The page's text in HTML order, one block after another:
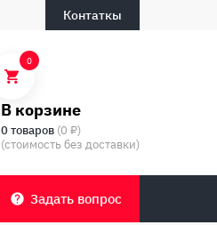
Контаткы
0
В корзине
0 товаров (0 ₽)
(стоимость без доставки)
Задать вопрос